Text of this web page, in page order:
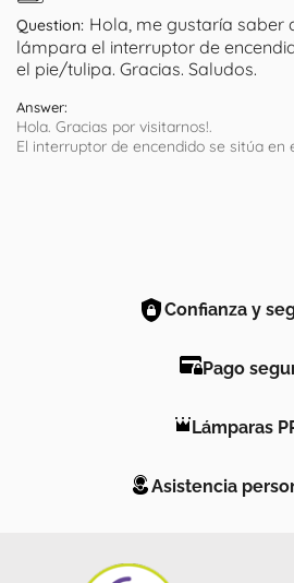
Question: Hola, me gustaría saber
lámpara el interruptor de
el pie/tulipa. Gracias. Saludos.
Answer:
Hola. Gracias por visitarnos!.
El interruptor de encendido se sitúa en
Confianza y
Pago
Lámparas
Asistencia